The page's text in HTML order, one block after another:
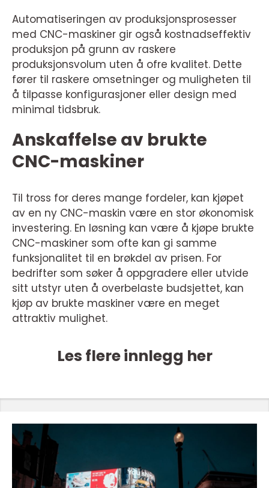
Automatiseringen av produksjonsprosesser
med CNC-maskiner gir også kostnadseffektiv
produksjon på grunn av raskere
produksjonsvolum uten å ofre kvalitet. Dette
fører til raskere omsetninger og muligheten til
å tilpasse konfigurasjoner eller design med
minimal tidsbruk.
Anskaffelse av brukte
CNC-maskiner
Til tross for deres mange fordeler, kan kjøpet
av en ny CNC-maskin være en stor økonomisk
investering. En løsning kan være å kjøpe brukte
CNC-maskiner som ofte kan gi samme
funksjonalitet til en brøkdel av prisen. For
bedrifter som søker å oppgradere eller utvide
sitt utstyr uten å overbelaste budsjettet, kan
kjøp av brukte maskiner være en meget
attraktiv mulighet.
Les flere innlegg her